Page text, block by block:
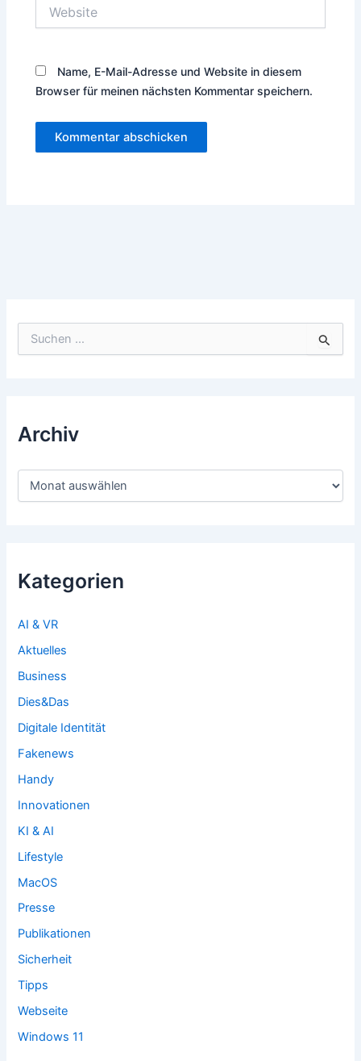
Name, E-Mail-Adresse und Website in diesem
Browser für meinen nächsten Kommentar speichern.
nach:
Archiv
Archiv
Kategorien
AI & VR
Aktuelles
Business
Dies&Das
Digitale Identität
Fakenews
Handy
Innovationen
KI & AI
Lifestyle
MacOS
Presse
Publikationen
Sicherheit
Tipps
Webseite
Windows 11